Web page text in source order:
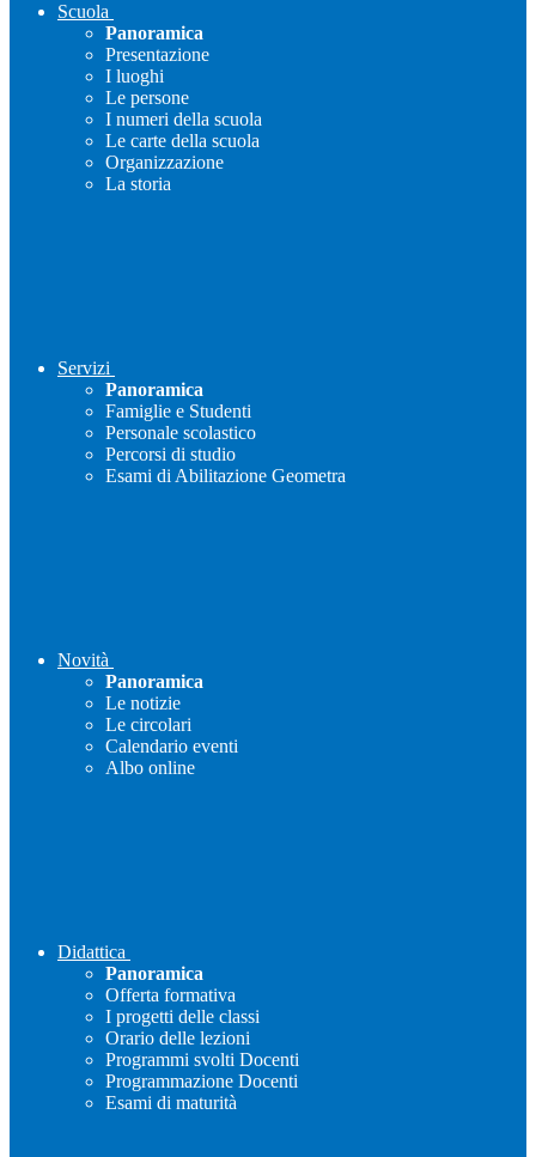
Scuola
Panoramica
Presentazione
I luoghi
Le persone
I numeri della scuola
Le carte della scuola
Organizzazione
La storia
Servizi
Panoramica
Famiglie e Studenti
Personale scolastico
Percorsi di studio
Esami di Abilitazione Geometra
Novità
Panoramica
Le notizie
Le circolari
Calendario eventi
Albo online
Didattica
Panoramica
Offerta formativa
I progetti delle classi
Orario delle lezioni
Programmi svolti Docenti
Programmazione Docenti
Esami di maturità